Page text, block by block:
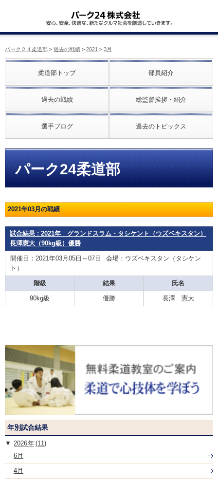
パーク２４柔道部 > 過去の戦績 > 2021 > 3月
柔道部トップ 部員紹介
過去の戦績 総監督挨拶・紹介
選手ブログ 過去のトピックス
パーク24柔道部
2021年03月の戦績
試合結果 : 2021年 グランドスラム・タシケント（ウズベキスタン）
長澤憲大（90kg級）優勝
開催日：2021年03月05日～07日
会場：ウズベキスタン（タシケン
ト）
階級 結果 氏名
90kg級 優勝 長澤 憲大
年別試合結果
2026
(11)
6月
4月